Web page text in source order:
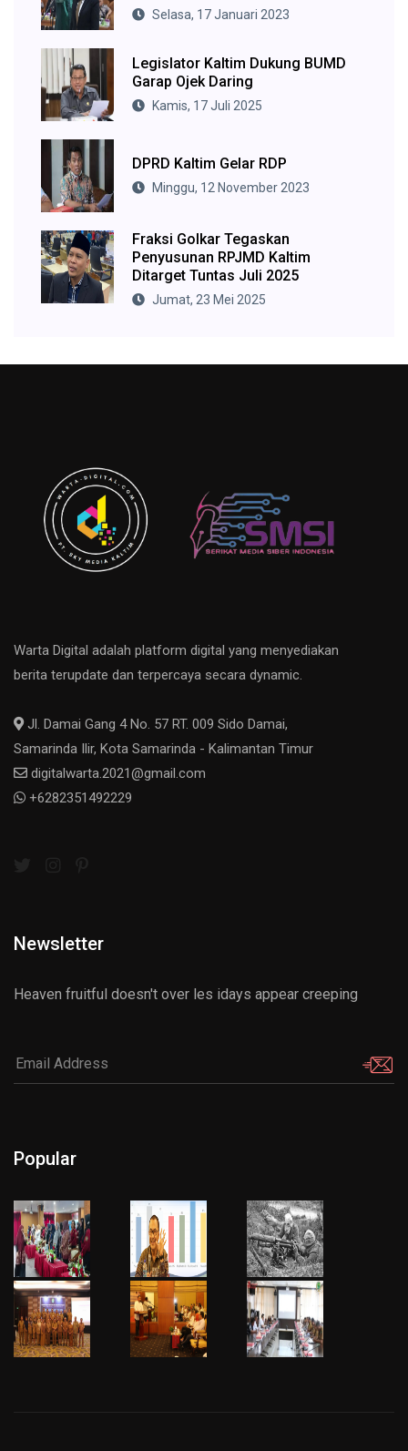
Selasa, 17 Januari 2023
Legislator Kaltim Dukung BUMD
Garap Ojek Daring
Kamis, 17 Juli 2025
DPRD Kaltim Gelar RDP
Minggu, 12 November 2023
Fraksi Golkar Tegaskan
Penyusunan RPJMD Kaltim
Ditarget Tuntas Juli 2025
Jumat, 23 Mei 2025
Warta Digital adalah platform digital yang menyediakan
berita terupdate dan terpercaya secara dynamic.
Jl. Damai Gang 4 No. 57 RT. 009 Sido Damai,
Samarinda Ilir, Kota Samarinda - Kalimantan Timur
digitalwarta.2021@gmail.com
+6282351492229
Newsletter
Heaven fruitful doesn't over les idays appear creeping
Popular